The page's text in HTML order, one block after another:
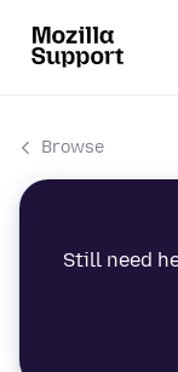
Browse
Still need